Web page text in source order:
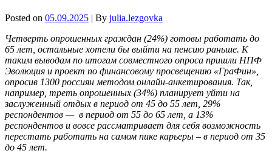
Posted on 05.09.2025 | By julia.lezgovka
Четверть опрошенных граждан (24%) готовы работать до
65 лет, остальные хотели бы выйти на пенсию раньше. К
таким выводам по итогам совместного опроса пришли НПФ
Эволюция и проект по финансовому просвещению «ГраФин»,
опросив 1300 россиян методом онлайн-анкетирования. Так,
например, треть опрошенных (34%) планирует уйти на
заслуженный отдых в период от 45 до 55 лет, 29%
респондентов — в период от 55 до 65 лет, а 13%
респондентов и вовсе рассматривает для себя возможность
перестать работать на самом пике карьеры – в период от 35
до 45 лет.